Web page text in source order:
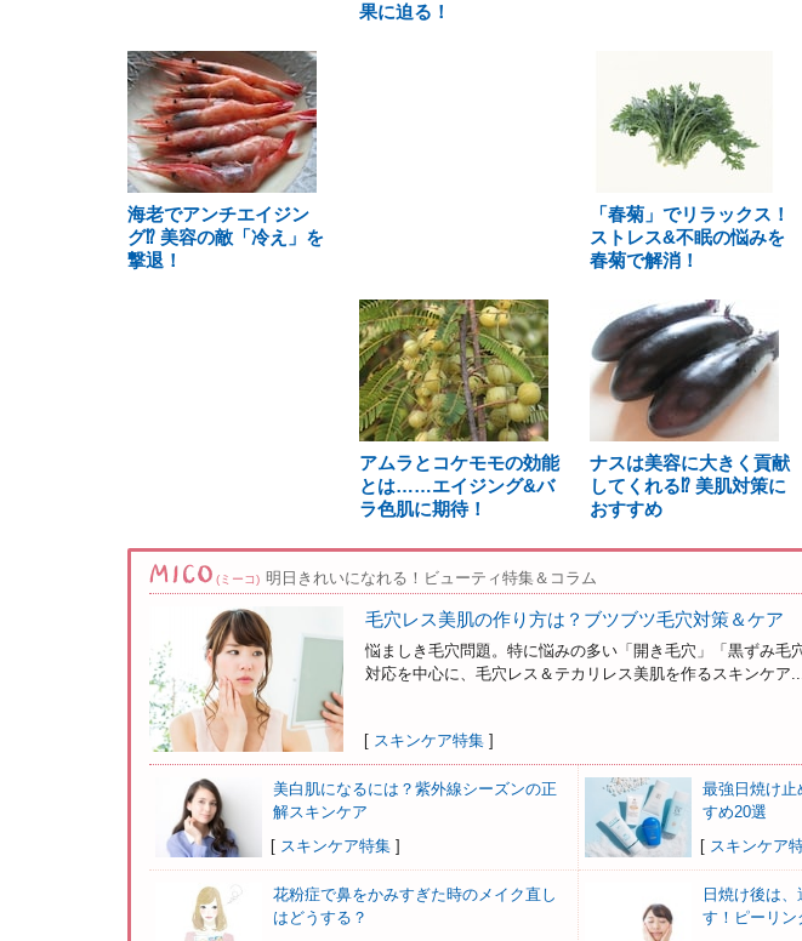
果に迫る！
海老でアンチエイジン
グ⁉ 美容の敵「冷え」を
撃退！
「春菊」でリラックス！
ストレス&不眠の悩みを
春菊で解消！
アムラとコケモモの効能
とは……エイジング&バ
ラ色肌に期待！
ナスは美容に大きく貢献
してくれる⁉ 美肌対策に
おすすめ
(ミーコ) 明日きれいになれる！ビューティ特集＆コラム
毛穴レス美肌の作り方は？ブツブツ毛穴対策＆ケア
悩ましき毛穴問題。特に悩みの多い「開き毛穴」「黒ずみ毛
対応を中心に、毛穴レス＆テカリレス美肌を作るスキンケア
[ スキンケア特集 ]
美白肌になるには？紫外線シーズンの正
解スキンケア
[ スキンケア特集 ]
最強日焼け止
すめ20選
[ スキンケア
花粉症で鼻をかみすぎた時のメイク直し
はどうする？
日焼け後は
す！ピーリン